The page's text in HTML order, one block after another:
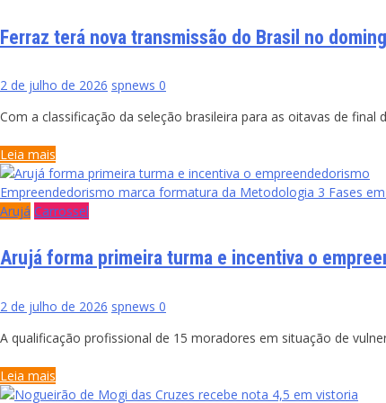
Ferraz terá nova transmissão do Brasil no
2 de julho de 2026 spnews 0
Com a classificação da seleção brasileira para as oitavas de
Leia mais
Empreendedorismo marca formatura da Metodologia 3 Fases
Arujá Carrossel
Arujá forma primeira turma e incentiva o
2 de julho de 2026 spnews 0
A qualificação profissional de 15 moradores em situação de
Leia mais